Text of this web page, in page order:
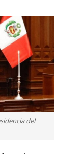
del